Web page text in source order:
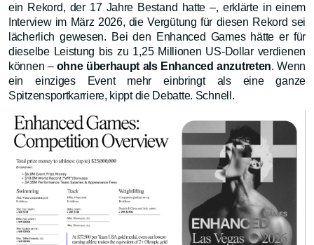
ein Rekord, der 17 Jahre Bestand hatte –, erklärte in einem
Interview im März 2026, die Vergütung für diesen Rekord sei
lächerlich gewesen. Bei den Enhanced Games hätte er für
dieselbe Leistung bis zu 1,25 Millionen US-Dollar verdienen
können – ohne überhaupt als Enhanced anzutreten. Wenn
ein einziges Event mehr einbringt als eine ganze
Spitzensportkarriere, kippt die Debatte. Schnell.